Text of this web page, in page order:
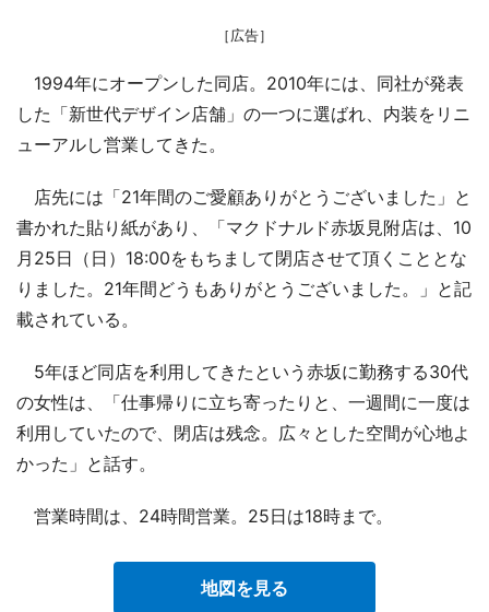
［広告］
1994年にオープンした同店。2010年には、同社が発表
した「新世代デザイン店舗」の一つに選ばれ、内装をリニ
ューアルし営業してきた。
店先には「21年間のご愛顧ありがとうございました」と
書かれた貼り紙があり、「マクドナルド赤坂見附店は、10
月25日（日）18:00をもちまして閉店させて頂くこととな
りました。21年間どうもありがとうございました。」と記
載されている。
5年ほど同店を利用してきたという赤坂に勤務する30代
の女性は、「仕事帰りに立ち寄ったりと、一週間に一度は
利用していたので、閉店は残念。広々とした空間が心地よ
かった」と話す。
営業時間は、24時間営業。25日は18時まで。
地図を見る